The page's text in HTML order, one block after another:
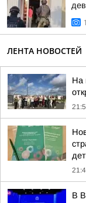
ЛЕНТА НОВОСТЕЙ
На
В